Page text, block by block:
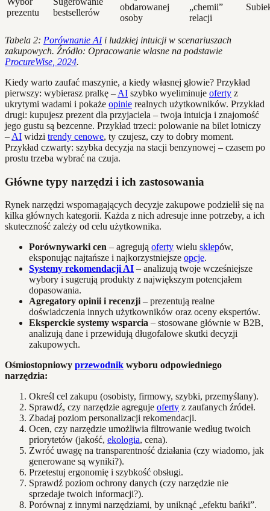
prezentu
bestsellerów
obdarowanej
osoby
„chemii”
relacji
Tabela 2: Porównanie AIi ludzkiej intuicji w scenariuszach
zakupowych. Źródło: Opracowanie własne na podstawie
ProcureWise, 2024.
Kiedy warto zaufać maszynie, a kiedy własnej głowie? Przykład
pierwszy: wybierasz pralkę – AI szybko wyeliminuje oferty z
ukrytymi wadami i pokaże opinie realnych użytkowników. Przykład
drugi: kupujesz prezent dla przyjaciela – twoja intuicja i znajomość
jego gustu są bezcenne. Przykład trzeci: polowanie na bilet lotniczy
– AI widzi trendy cenowe, ty czujesz, czy to dobry moment.
Przykład czwarty: szybka decyzja na stacji benzynowej – czasem po
prostu trzeba wybrać na czuja.
Główne typy narzędzi i ich zastosowania
Rynek narzędzi wspomagających decyzje zakupowe podzielił się na
kilka głównych kategorii. Każda z nich adresuje inne potrzeby, a ich
skuteczność zależy od celu użytkownika.
Porównywarki cen – agregują oferty wielu sklepów,
eksponując najtańsze i najkorzystniejsze opcje.
Systemy rekomendacji AI – analizują twoje wcześniejsze
wybory i sugerują produkty z największym potencjałem
dopasowania.
Agregatory opinii i recenzji – prezentują realne
doświadczenia innych użytkowników oraz oceny ekspertów.
Eksperckie systemy wsparcia – stosowane głównie w B2B,
analizują dane i przewidują długofalowe skutki decyzji
zakupowych.
Ośmiostopniowy przewodnik wyboru odpowiedniego
narzędzia:
Określ cel zakupu (osobisty, firmowy, szybki, przemyślany).
Sprawdź, czy narzędzie agreguje oferty z zaufanych źródeł.
Zbadaj poziom personalizacji rekomendacji.
Ocen, czy narzędzie umożliwia filtrowanie według twoich
priorytetów (jakość, ekologia, cena).
Zwróć uwagę na transparentność działania (czy wiadomo, jak
generowane są wyniki?).
Przetestuj ergonomię i szybkość obsługi.
Sprawdź poziom ochrony danych (czy narzędzie nie
sprzedaje twoich informacji?).
Porównaj z innymi narzędziami, by uniknąć „efektu bańki”.